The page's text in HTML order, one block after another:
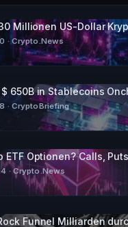
Millionen US-Dollar
· Crypto.News
650B in Stablecoins
· CryptoBriefing
ETF Optionen? Calls,
· Crypto.News
Funnel Milliarden